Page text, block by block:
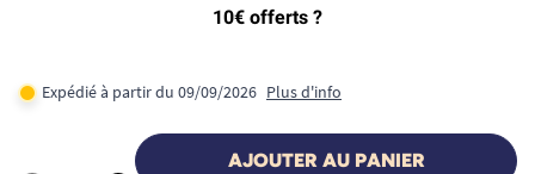
Expédié à partir du 09/09/2026 Plus d'info
AJOUTER AU PANIER